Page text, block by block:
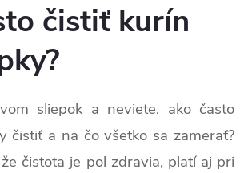
čistiť kurín
sliepok a neviete, ako často
čistiť a na čo všetko sa zamerať?
čistota je pol zdravia, platí aj pri